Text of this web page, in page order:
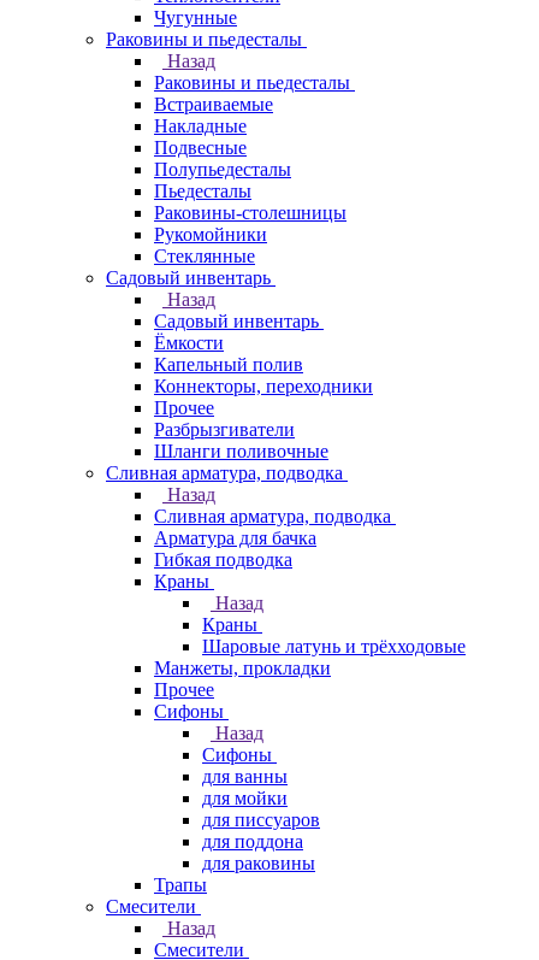
Чугунные
Раковины и пьедесталы
Назад
Раковины и пьедесталы
Встраиваемые
Накладные
Подвесные
Полупьедесталы
Пьедесталы
Раковины-столешницы
Рукомойники
Стеклянные
Садовый инвентарь
Назад
Садовый инвентарь
Ёмкости
Капельный полив
Коннекторы, переходники
Прочее
Разбрызгиватели
Шланги поливочные
Сливная арматура, подводка
Назад
Сливная арматура, подводка
Арматура для бачка
Гибкая подводка
Краны
Назад
Краны
Шаровые латунь и трёхходовые
Манжеты, прокладки
Прочее
Сифоны
Назад
Сифоны
для ванны
для мойки
для писсуаров
для поддона
для раковины
Трапы
Смесители
Назад
Смесители